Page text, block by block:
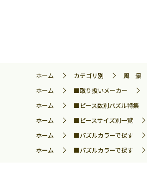
ホーム カテゴリ別 風 景
ホーム
■取り扱いメーカー
ホーム
■ピース数別パズル特集
ホーム
■ピースサイズ別一覧
ホーム
■パズルカラーで探す
ホーム
■パズルカラーで探す